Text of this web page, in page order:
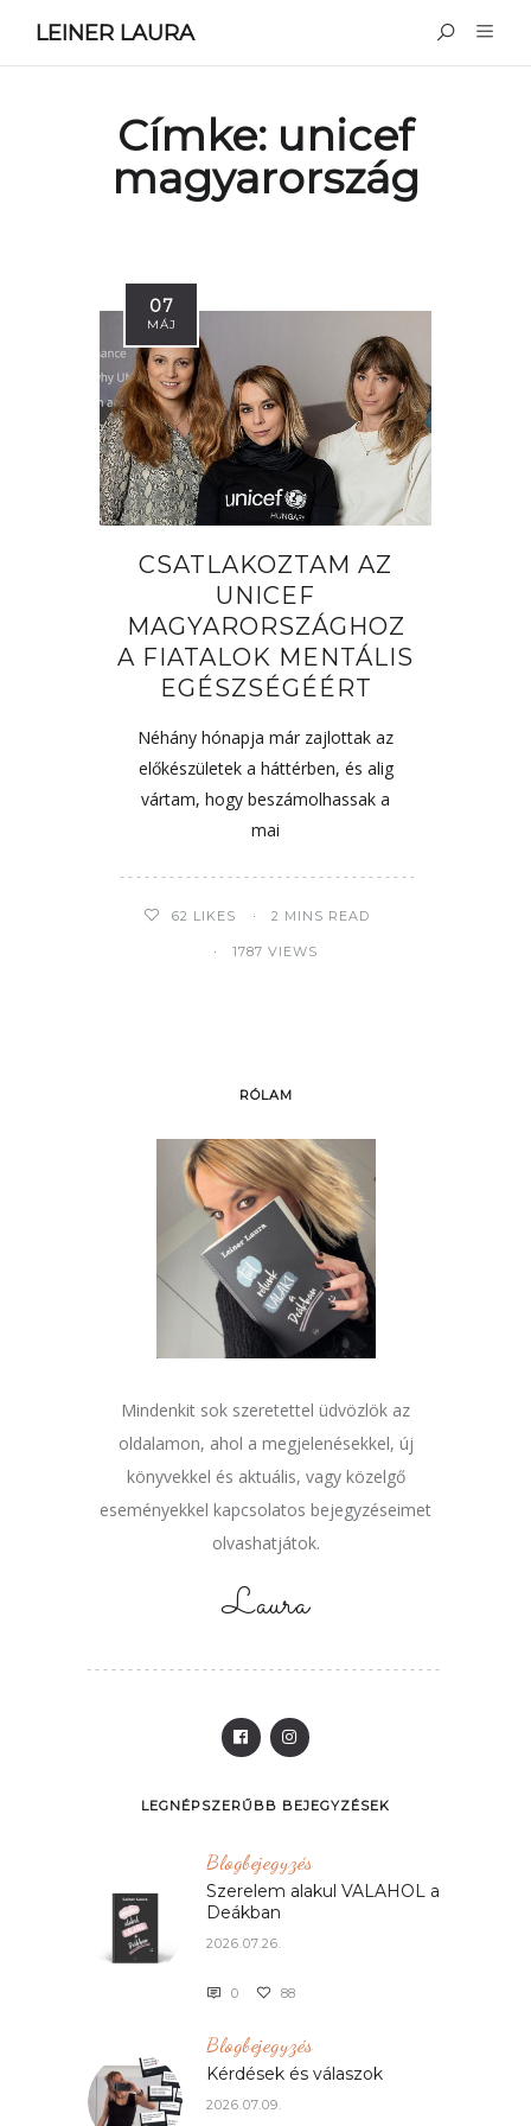
LEINER LAURA
Címke: unicef
magyarország
07
MÁJ
CSATLAKOZTAM AZ
UNICEF
MAGYARORSZÁGHOZ
A FIATALOK MENTÁLIS
EGÉSZSÉGÉÉRT
Néhány hónapja már zajlottak az
előkészületek a háttérben, és alig
vártam, hogy beszámolhassak a
mai
62 LIKES 2 MINS READ
1787 VIEWS
RÓLAM
Mindenkit sok szeretettel üdvözlök az
oldalamon, ahol a megjelenésekkel, új
könyvekkel és aktuális, vagy közelgő
eseményekkel kapcsolatos bejegyzéseimet
olvashatjátok.
Laura
LEGNÉPSZERŰBB BEJEGYZÉSEK
Blogbejegyzés
Szerelem alakul VALAHOL a
Deákban
2026.07.26.
0 88
Blogbejegyzés
Kérdések és válaszok
2026.07.09.